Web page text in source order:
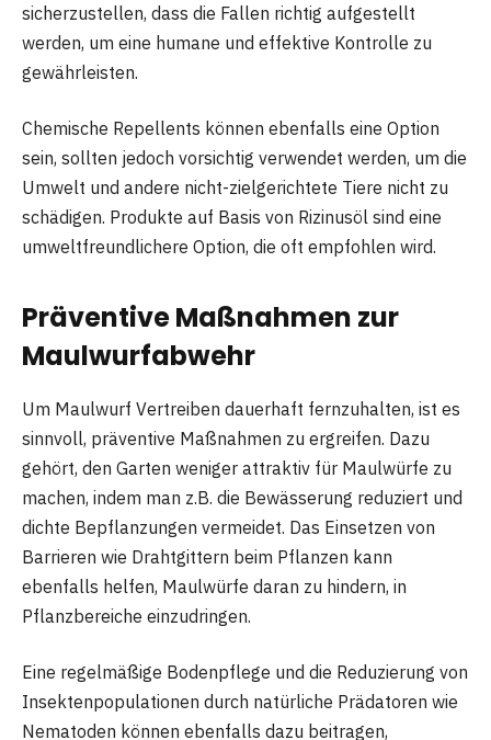
sicherzustellen, dass die Fallen richtig aufgestellt
werden, um eine humane und effektive Kontrolle zu
gewährleisten.
Chemische Repellents können ebenfalls eine Option
sein, sollten jedoch vorsichtig verwendet werden, um die
Umwelt und andere nicht-zielgerichtete Tiere nicht zu
schädigen. Produkte auf Basis von Rizinusöl sind eine
umweltfreundlichere Option, die oft empfohlen wird.
Präventive Maßnahmen zur
Maulwurfabwehr
Um Maulwurf Vertreiben dauerhaft fernzuhalten, ist es
sinnvoll, präventive Maßnahmen zu ergreifen. Dazu
gehört, den Garten weniger attraktiv für Maulwürfe zu
machen, indem man z.B. die Bewässerung reduziert und
dichte Bepflanzungen vermeidet. Das Einsetzen von
Barrieren wie Drahtgittern beim Pflanzen kann
ebenfalls helfen, Maulwürfe daran zu hindern, in
Pflanzbereiche einzudringen.
Eine regelmäßige Bodenpflege und die Reduzierung von
Insektenpopulationen durch natürliche Prädatoren wie
Nematoden können ebenfalls dazu beitragen,